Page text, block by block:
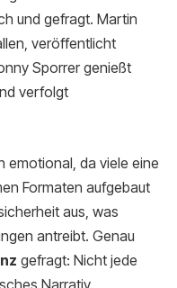
und gefragt. Martin
veröffentlicht
Sporrer genießt
verfolgt
emotional, da viele eine
Formaten aufgebaut
aus, was
antreibt. Genau
gefragt: Nicht jede